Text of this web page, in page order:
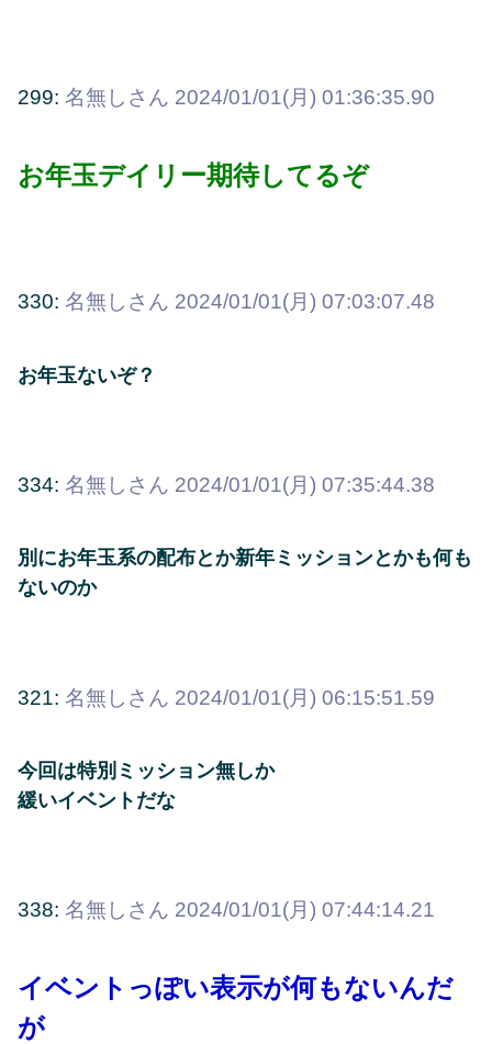
299: 名無しさん 2024/01/01(月) 01:36:35.90
お年玉デイリー期待してるぞ
330: 名無しさん 2024/01/01(月) 07:03:07.48
お年玉ないぞ？
334: 名無しさん 2024/01/01(月) 07:35:44.38
別にお年玉系の配布とか新年ミッションとかも何も
ないのか
321: 名無しさん 2024/01/01(月) 06:15:51.59
今回は特別ミッション無しか
緩いイベントだな
338: 名無しさん 2024/01/01(月) 07:44:14.21
イベントっぽい表示が何もないんだ
が